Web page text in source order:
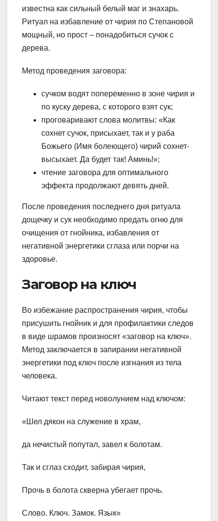
известна как сильный белый маг и знахарь.
Ритуал на избавление от чирия по Степановой
мощный, но прост – понадобиться сучок с
дерева.
Метод проведения заговора:
сучком водят попеременно в зоне чирия и
по куску дерева, с которого взят сук;
проговаривают слова молитвы: «Как
сохнет сучок, присыхает, так и у раба
Божьего (Имя болеющего) чирий сохнет-
высыхает. Да будет так! Аминь!»;
чтение заговора для оптимального
эффекта продолжают девять дней.
После проведения последнего дня ритуала
дощечку и сук необходимо предать огню для
очищения от гнойника, избавления от
негативной энергетики сглаза или порчи на
здоровье.
Заговор на ключ
Во избежание распространения чирия, чтобы
присушить гнойник и для профилактики следов
в виде шрамов произносят «заговор на ключ».
Метод заключается в запирании негативной
энергетики под ключ после изгнания из тела
человека.
Читают текст перед новолунием над ключом:
«Шел дякон на служение в храм,
да нечистый попутал, завел к болотам.
Так и сглаз сходит, забирая чирия,
Прочь в болота скверна убегает прочь.
Слово. Ключ. Замок. Язык»